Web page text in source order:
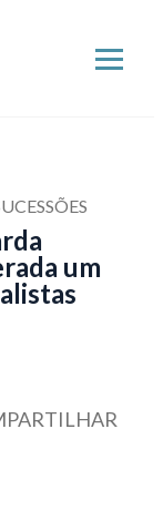
um